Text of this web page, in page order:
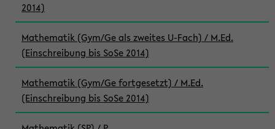
2014)
Mathematik (Gym/Ge als zweites U-Fach) / M.Ed.
(Einschreibung bis SoSe 2014)
Mathematik (Gym/Ge fortgesetzt) / M.Ed.
(Einschreibung bis SoSe 2014)